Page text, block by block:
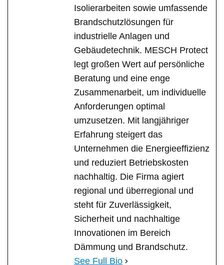
Isolierarbeiten sowie umfassende
Brandschutzlösungen für
industrielle Anlagen und
Gebäudetechnik. MESCH Protect
legt großen Wert auf persönliche
Beratung und eine enge
Zusammenarbeit, um individuelle
Anforderungen optimal
umzusetzen. Mit langjähriger
Erfahrung steigert das
Unternehmen die Energieeffizienz
und reduziert Betriebskosten
nachhaltig. Die Firma agiert
regional und überregional und
steht für Zuverlässigkeit,
Sicherheit und nachhaltige
Innovationen im Bereich
Dämmung und Brandschutz.
See Full Bio